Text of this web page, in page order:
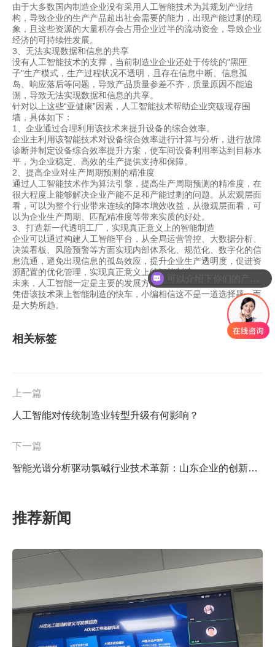
由于大多数国内制造企业没有采用 人工智能技术为其规划产业结
构，导致企业的生产产品超出社会需要的能力，出现产能过剩的现
象，且这些资源的大量积存会占用企业过半的流动资金，导致企业
经济的可持续性发展。
3、无法实现数据和信息的共享
没有人工智能技术的支撑，当前制造业企业还处于传统的"黑匣
子"生产模式，生产过程状况不透明，且存在信息中断、信息孤
岛、响应落后等问题，导致产品质量参差不齐，质量原因不能追
溯，导致无法实现数据和信息的共享。
针对以上这些“亚健康”因素， 人工智能技术帮助企业突破现存围
墙，具体如下：
1、企业通过合理利用该技术来提升设备的综合效率。
企业主利用该智能技术对设备综合效率进行计算与分析，进行故障
诊断并制定设备综合效率提升方案，使车间设备利用率达到目标水
平，为企业稳定、高效的生产提供支持和保障。
2、提高企业对生产周期预测的精准度
通过 人工智能技术作为算法引擎，提高生产周期预测的精准度，在
很大程度上能够解决企业产能不足和产能过剩的问题。从宏观层面
看，可以为整个行业带来连续的降本增效收益，从微观层面看，可
以为企业生产周期、匹配精准度等带来实质的好处。
3、打造新一代透明工厂，实现真正意义上的智能制造
企业可以通过构建 人工智能平台，从全局运营管控、大数据分析、
决策看板、风险预警等方面实现内部体系化、规范化、数字化的信
息流通，避免出现信息的孤岛效应，提升企业生产透明度，促进资
源配置的优化管理，实现真正意义上的智能制造。
未来， 人工智能一定是主要的发展方向，而制造业企业究竟是否能
凭借该技术乘上智能制造的快车，小编相信这不是一道选择题，而
是大势所趋。
相关标签
上一篇
人工智能对传统制造业转型升级有何影响？
下一篇
智能光谱分析驱动氯碱行业技术革新：山东企业的创新实践与产业价值
推荐新闻
可以介绍下你们的产品么
你们是怎么收费的呢